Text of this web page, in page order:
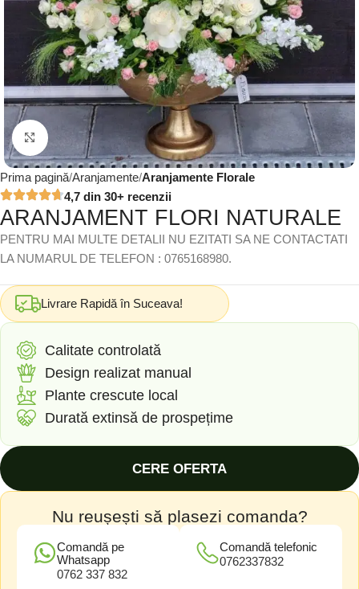
Click to enlarge
Prima pagină Aranjamente Aranjamente Florale
4,7 din 30+ recenzii
ARANJAMENT FLORI NATURALE
PENTRU MAI MULTE DETALII NU EZITATI SA NE CONTACTATI
LA NUMARUL DE TELEFON : 0765168980.
Livrare Rapidă în Suceava!
Calitate controlată
Design realizat manual
Plante crescute local
Durată extinsă de prospețime
CERE OFERTA
Nu reușești să plasezi comanda?
Comandă pe
Whatsapp
0762 337 832
Comandă telefonic
0762337832